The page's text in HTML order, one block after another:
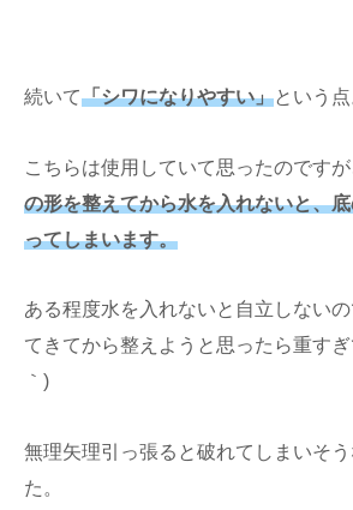
続いて「シワになりやすい」という点
こちらは使用していて思ったのですが
の形を整えてから水を入れないと、
ってしまいます。
ある程度水を入れないと自立しない
てきてから整えようと思ったら重す
｀)
無理矢理引っ張ると破れてしまいそ
た。